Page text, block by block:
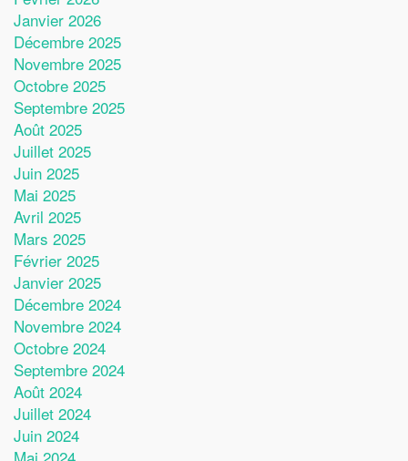
Janvier 2026
Décembre 2025
Novembre 2025
Octobre 2025
Septembre 2025
Août 2025
Juillet 2025
Juin 2025
Mai 2025
Avril 2025
Mars 2025
Février 2025
Janvier 2025
Décembre 2024
Novembre 2024
Octobre 2024
Septembre 2024
Août 2024
Juillet 2024
Juin 2024